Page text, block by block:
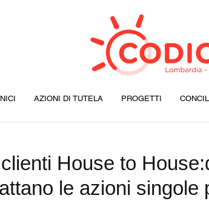
AZIONI DI TUTELA PROGETTI
House to
le azioni singole